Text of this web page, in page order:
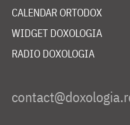
CALENDAR ORTODOX
WIDGET DOXOLOGIA
RADIO DOXOLOGIA